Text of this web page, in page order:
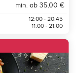
min. ab 35,00 €
12:00 - 20:45
11:00 - 21:00